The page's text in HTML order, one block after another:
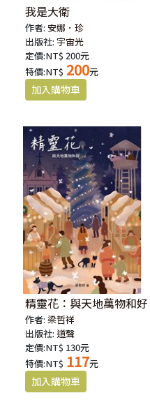
我是大衛
作者:安娜．珍
出版社: 宇宙光
定價:NT$ 200元
特價:NT$ 200元
精靈花：與天地萬物和好
作者:梁哲祥
出版社:道聲
定價:NT$ 130元
特價:NT$ 117元